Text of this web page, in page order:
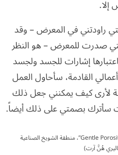
راودتني في المعرض – وقد
صدرت للمعرض – هو النظر
إشارات للجسد ولجسد
القادمة، سأحاول العمل
لأرى كيف يمكنني جعل ذلك
سأترك بصمتي على ذلك أيضاً.
“رقص، رقص، رقص” من معرض “Gentle Porosities”، منطقة الشويخ الصناعية